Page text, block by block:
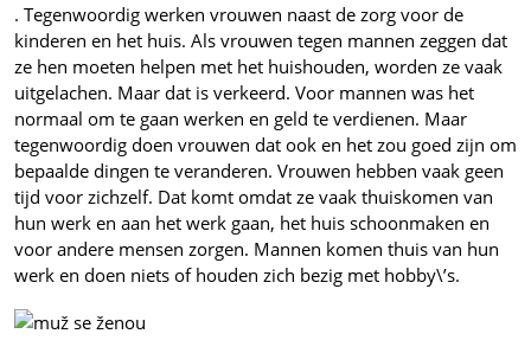
. Tegenwoordig werken vrouwen naast de zorg voor de
kinderen en het huis. Als vrouwen tegen mannen zeggen dat
ze hen moeten helpen met het huishouden, worden ze vaak
uitgelachen. Maar dat is verkeerd. Voor mannen was het
normaal om te gaan werken en geld te verdienen. Maar
tegenwoordig doen vrouwen dat ook en het zou goed zijn om
bepaalde dingen te veranderen. Vrouwen hebben vaak geen
tijd voor zichzelf. Dat komt omdat ze vaak thuiskomen van
hun werk en aan het werk gaan, het huis schoonmaken en
voor andere mensen zorgen. Mannen komen thuis van hun
werk en doen niets of houden zich bezig met hobby\’s.